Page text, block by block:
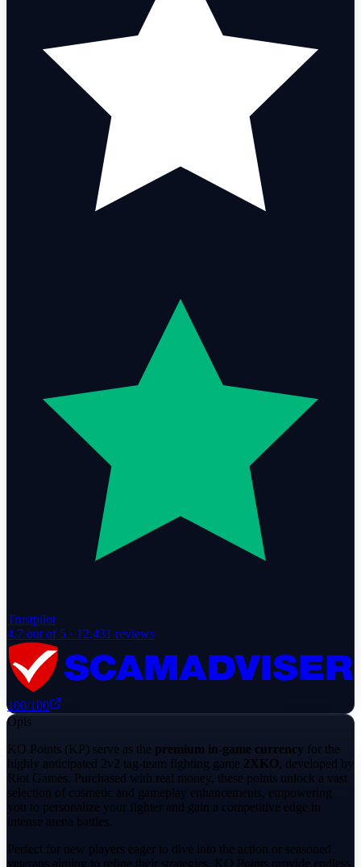
Trustpilot
4.7 out of 5 · 12,431 reviews
100/100
Opis
KO Points (KP) serve as the premium in-game currency for the
highly anticipated 2v2 tag-team fighting game 2XKO, developed by
Riot Games. Purchased with real money, these points unlock a vast
selection of cosmetic and gameplay enhancements, empowering
you to personalize your fighter and gain a competitive edge in
intense arena battles.
Perfect for new players eager to dive into the action or seasoned
veterans aiming to refine their strategies, KO Points provide endless